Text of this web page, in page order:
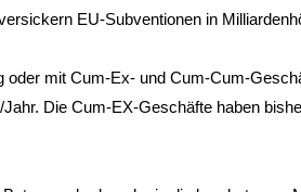
EU-Subventionen in
mit Cum-Ex- und Cum-Cum-
Die Cum-EX-Geschäfte haben